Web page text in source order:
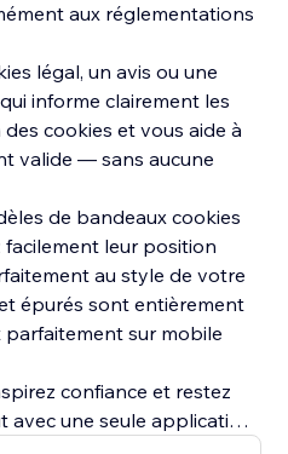
aux réglementations
légal, un avis ou une
informe clairement les
cookies et vous aide à
valide — sans aucune
de bandeaux cookies
facilement leur position
au style de votre
épurés sont entièrement
parfaitement sur mobile
confiance et restez
une seule application